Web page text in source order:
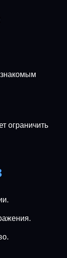
ограничить